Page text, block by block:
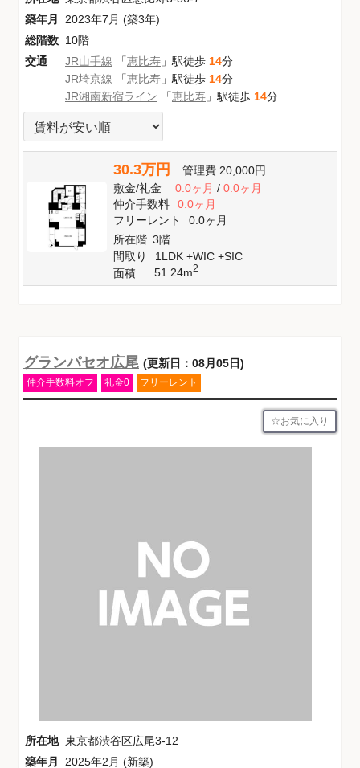
築年月
2023年7月 (築3年)
総階数 10階
交通
JR山手線 「恵比寿 」駅徒歩 14分
JR埼京線 「恵比寿 」駅徒歩 14分
JR湘南新宿ライン 「恵比寿 」駅徒歩 14分
30.3万円 管理費 20,000円
敷金/礼金 0.0ヶ月/ 0.0ヶ月
仲介手数料
0.0ヶ月
フリーレント
0.0ヶ月
所在階 3階
間取り
1LDK +WIC +SIC
面積
51.24m2
グランパセオ広尾 (更新日：08月05日)
仲介手数料オフ 礼金0 フリーレント
お気に入り
所在地 東京都渋谷区広尾3-12
築年月
2025年2月 (新築)